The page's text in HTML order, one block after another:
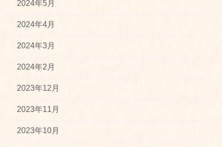
2024年5月
2024年4月
2024年3月
2024年2月
2023年12月
2023年11月
2023年10月